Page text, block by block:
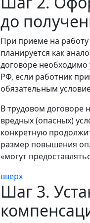
до
При приеме на
планируется как
договоре необходимо
РФ, если работник
обязательным
В трудовом договоре
вредных (опасных)
конкретную
размер повышения
«могут
вверх
Шаг 3.